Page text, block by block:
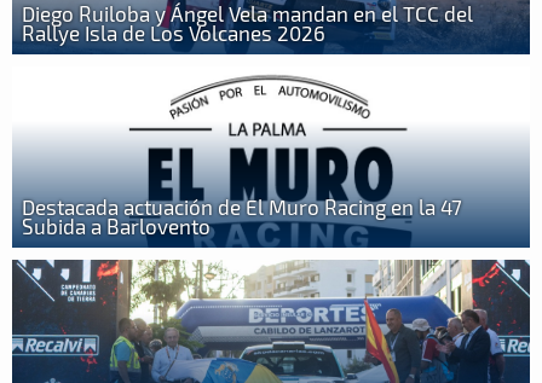
Diego Ruiloba y Ángel Vela mandan en el TCC del
Rallye Isla de Los Volcanes 2026
Destacada actuación de El Muro Racing en la 47
Subida a Barlovento